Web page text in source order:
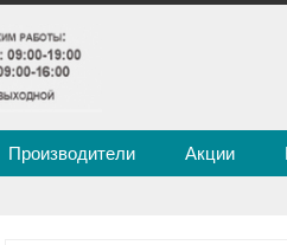
Производители Акции